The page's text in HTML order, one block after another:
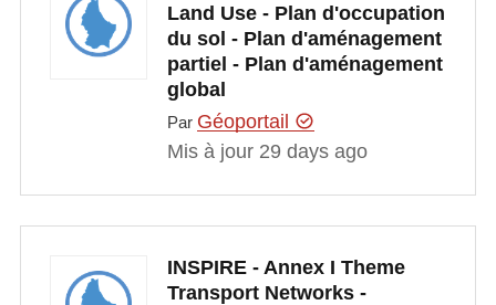
Land Use - Plan d'occupation
du sol - Plan d'aménagement
partiel - Plan d'aménagement
global
Par Géoportail
Mis à jour 29 days ago
INSPIRE - Annex I Theme
Transport Networks -